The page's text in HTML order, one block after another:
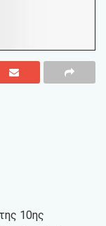
10ης